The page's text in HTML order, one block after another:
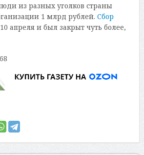
из разных уголков страны
1 млрд рублей. Сбор
апреля и был закрыт чуть более,